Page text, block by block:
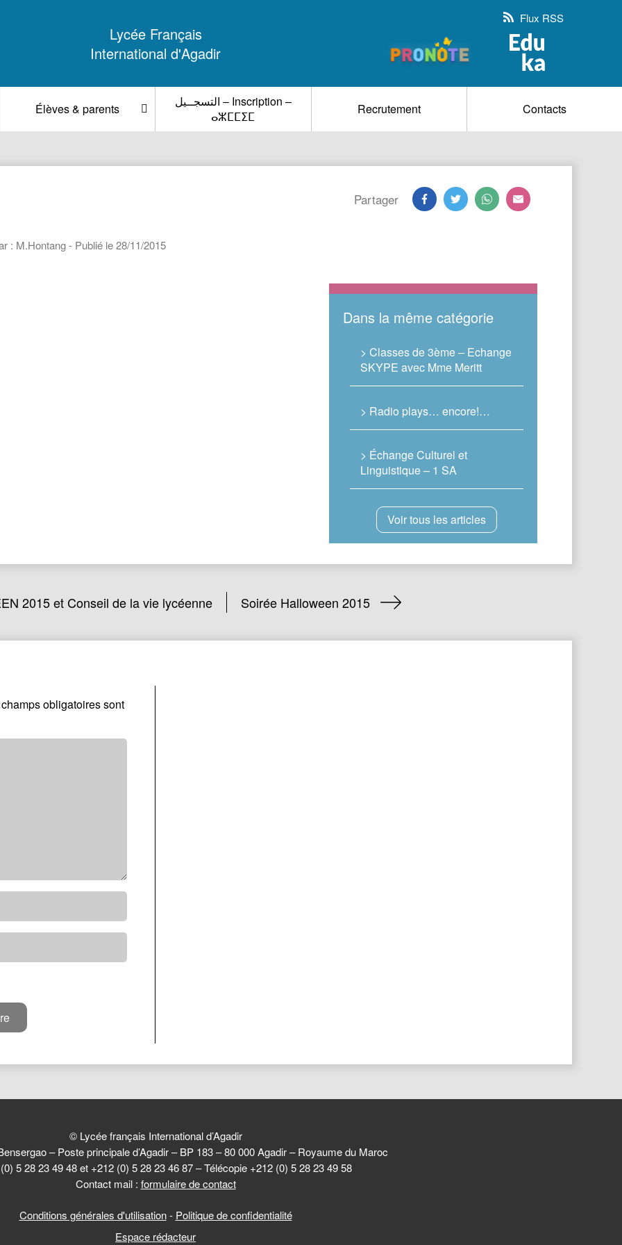
Lycée Français
International d'Agadir
Flux RSS
Élèves & parents
التسجــيل – Inscription –
ⴰⵣⵎⵎⵉⵎ
Recrutement Contacts
Partager
: M.Hontang - Publié le 28/11/2015
Dans la même catégorie
> Classes de 3ème – Echange
SKYPE avec Mme Meritt
> Radio plays… encore!…
> Échange Culturel et
Linguistique – 1 SA
Voir tous les articles
2015 et Conseil de la vie lycéenne Soirée Halloween 2015
obligatoires sont
© Lycée français International d’Agadir
– Poste principale d’Agadir – BP 183 – 80 000 Agadir – Royaume du Maroc
5 28 23 49 48 et +212 (0) 5 28 23 46 87 – Télécopie +212 (0) 5 28 23 49 58
Contact mail : formulaire de contact
Conditions générales d'utilisation- Politique de confidentialité
Espace rédacteur